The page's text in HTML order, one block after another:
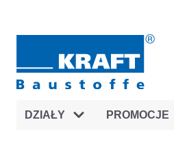
DZIAŁY PROMOCJE